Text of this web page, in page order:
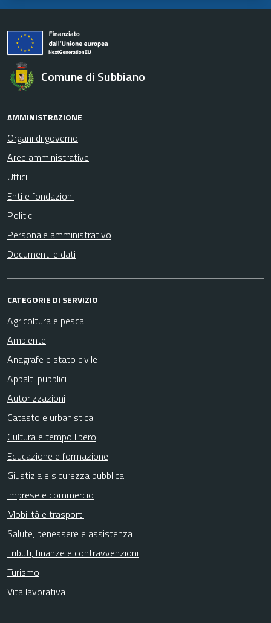
Comune di Subbiano
AMMINISTRAZIONE
Organi di governo
Aree amministrative
Uffici
Enti e fondazioni
Politici
Personale amministrativo
Documenti e dati
CATEGORIE DI SERVIZIO
Agricoltura e pesca
Ambiente
Anagrafe e stato civile
Appalti pubblici
Autorizzazioni
Catasto e urbanistica
Cultura e tempo libero
Educazione e formazione
Giustizia e sicurezza pubblica
Imprese e commercio
Mobilità e trasporti
Salute, benessere e assistenza
Tributi, finanze e contravvenzioni
Turismo
Vita lavorativa